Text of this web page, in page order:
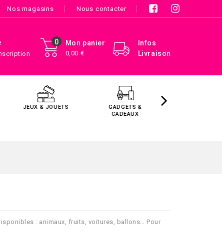
Nos magasins Nous contacter
Infos
Livraison
Mon panier
0,00 €
0
JEUX & JOUETS
GADGETS &
CADEAUX
: animaux, fruits, voitures, ballons… Pour